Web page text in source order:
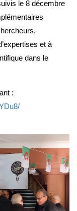
le 8 décembre
et à
dans le
: